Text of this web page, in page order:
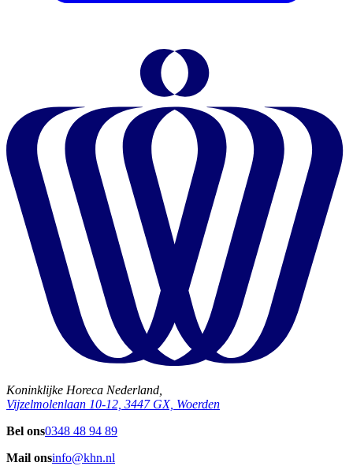
Koninklijke Horeca Nederland,
Vijzelmolenlaan 10-12, 3447 GX, Woerden
Bel ons0348 48 94 89
Mail onsinfo@khn.nl